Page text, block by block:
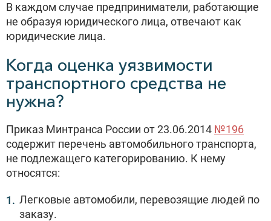
В каждом случае предприниматели, работающие
не образуя юридического лица, отвечают как
юридические лица.
Когда оценка уязвимости
транспортного средства не
нужна?
Приказ Минтранса России от 23.06.2014 №196
содержит перечень автомобильного транспорта,
не подлежащего категорированию. К нему
относятся:
Легковые автомобили, перевозящие людей по
заказу.